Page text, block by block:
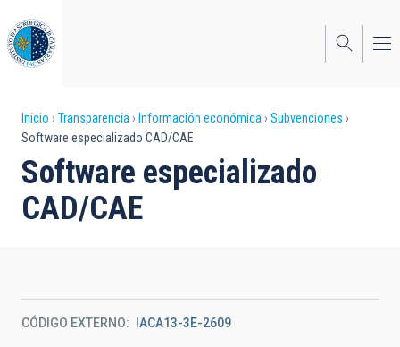
al
contenido
principal
Sobrescribir
enlaces
de
ayuda
navegación
Inicio Transparencia Información económica
Subvenciones
Software especializado CAD/CAE
Software especializado
CAD/CAE
CÓDIGO EXTERNO IACA13-3E-2609